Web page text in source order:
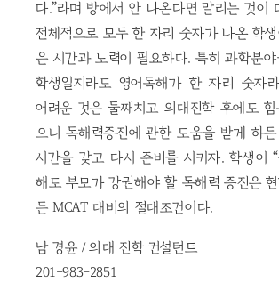
다.”라며 방에서 안 나온다면 말리는 것이
전체적으로 모두 한 자리 숫자가 나온 학
은 시간과 노력이 필요하다. 특히 과학분
학생일지라도 영어독해가 한 자리 숫자라
어려운 것은 둘째치고 의대진학 후에도 힘
으니 독해력증진에 관한 도움을 받게 하
시간을 갖고 다시 준비를 시키자. 학생이
해도 부모가 강권해야 할 독해력 증진은
든 MCAT 대비의 절대조건이다.
남 경윤 / 의대 진학 컨설턴트
201-983-2851